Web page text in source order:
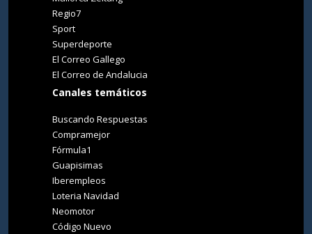
Regio7
Sport
Superdeporte
El Correo Gallego
El Correo de Andalucia
Canales temáticos
Buscando Respuestas
Compramejor
Fórmula1
Guapisimas
Iberempleos
Loteria Navidad
Neomotor
Código Nuevo